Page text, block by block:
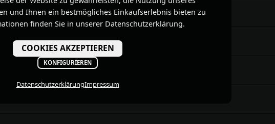
und Ihnen ein bestmögliches Einkaufserlebnis bieten zu
finden Sie in unserer Datenschutzerklärung.
COOKIES AKZEPTIEREN
KONFIGURIEREN
DatenschutzerklärungImpressum